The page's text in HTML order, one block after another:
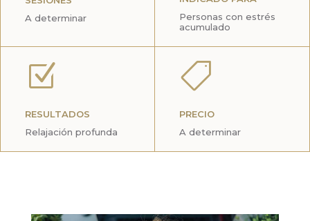
A determinar
Personas con estrés
acumulado
Z
RESULTADOS
Relajación profunda

PRECIO
A determinar